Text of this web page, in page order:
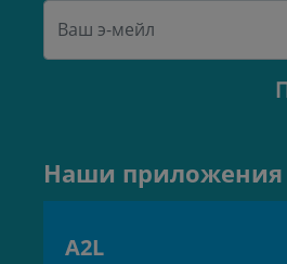
Наши приложения
A2L